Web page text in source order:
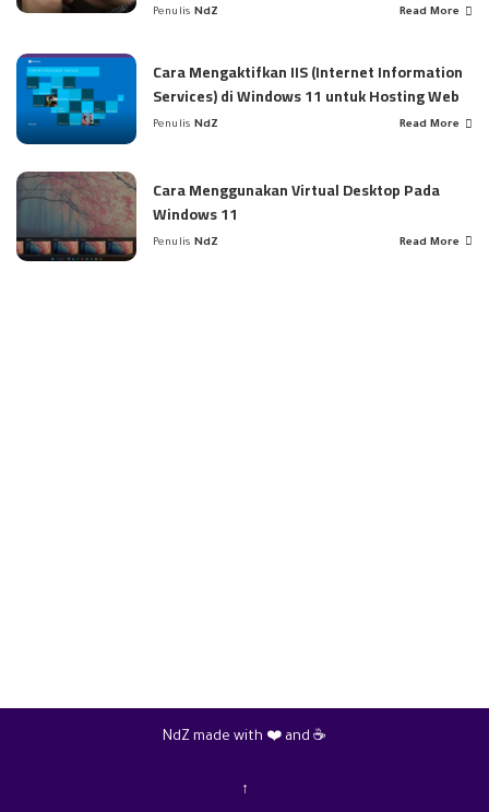
Penulis NdZ Read More
Cara Mengaktifkan IIS (Internet Information
Services) di Windows 11 untuk Hosting Web
Penulis NdZ Read More
Cara Menggunakan Virtual Desktop Pada
Windows 11
Penulis NdZ Read More
NdZ made with ❤️ and ☕
↑